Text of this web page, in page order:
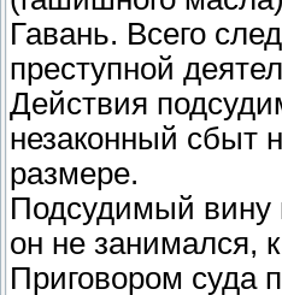
Гавань. Всего
преступной
Действия
незаконный сбыт
размере.
Подсудимый вину
он не занимался,
Приговором суда